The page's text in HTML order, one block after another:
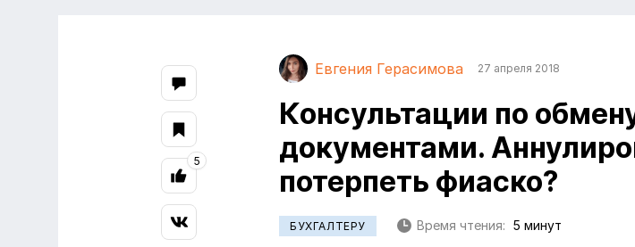
Евгения Герасимова 27 апреля 2018
Консультации по
документами.
потерпеть фиаско?
БУХГАЛТЕРУ Время чтения: 5 минут
5